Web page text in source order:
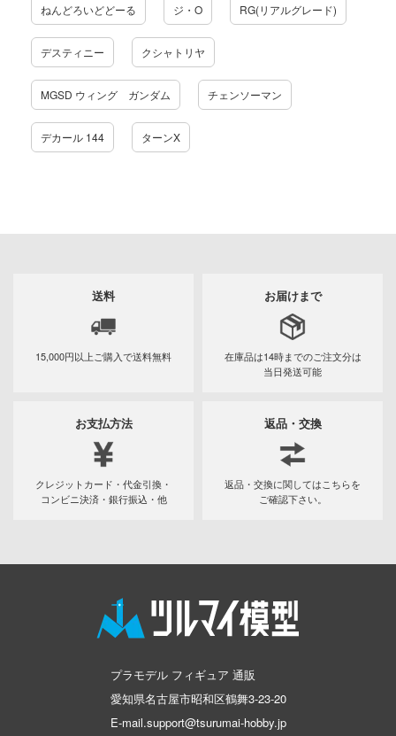
ねんどろいどどーる ジ・O RG(リアルグレード)
デスティニー クシャトリヤ
MGSD ウィング ガンダム チェンソーマン
デカール 144 ターンX
パンク: エッジランナーズ
SISTERS (サーティ ミニッツ シス
レム
lain
形ロボ シンカリオン
送料
15,000円以上ご購入で送料無料
お届けまで
在庫品は14時までのご注文分は
当日発送可能
お支払方法
クレジットカード・代金引換・
コンビニ決済・銀行振込・他
返品・交換
返品・交換に関してはこちらを
ご確認下さい。
プラモデル フィギュア 通販
愛知県名古屋市昭和区鶴舞3-23-20
E-mail.support@tsurumai-hobby.jp